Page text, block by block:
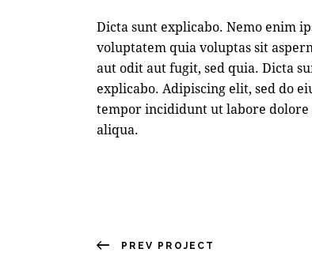
Dicta sunt explicabo. Nemo enim
voluptatem quia voluptas sit
aut odit aut fugit, sed quia. Dicta
explicabo. Adipiscing elit, sed do
tempor incididunt ut labore dolore
aliqua.
PREV PROJECT